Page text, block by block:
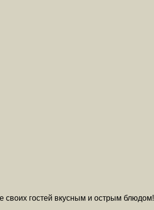
своих гостей вкусным и острым блюдом!